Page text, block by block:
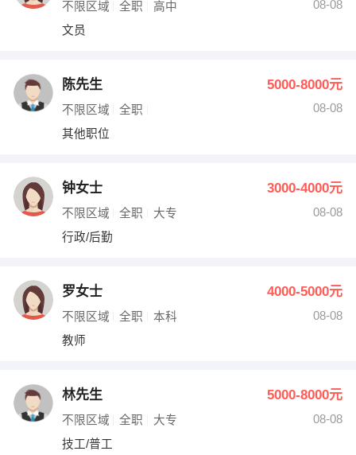
不限区域 全职 高中
08-08
文员
陈先生 5000-8000元
不限区域 全职
08-08
其他职位
钟女士 3000-4000元
不限区域 全职 大专
08-08
行政/后勤
罗女士 4000-5000元
不限区域 全职 本科
08-08
教师
林先生 5000-8000元
不限区域 全职 大专
08-08
技工/普工